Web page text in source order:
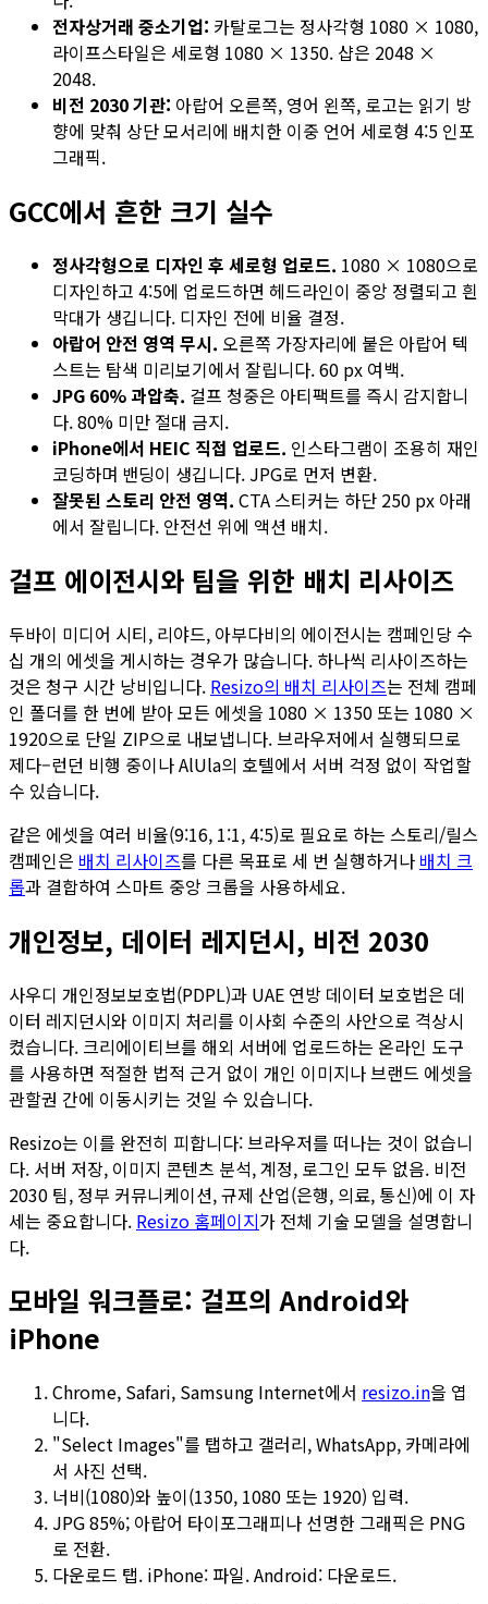
전자상거래 중소기업: 카탈로그는 정사각형 1080 × 1080,
라이프스타일은 세로형 1080 × 1350. 샵은 2048 ×
2048.
비전 2030 기관: 아랍어 오른쪽, 영어 왼쪽, 로고는 읽기 방
향에 맞춰 상단 모서리에 배치한 이중 언어 세로형 4:5 인포
그래픽.
GCC에서 흔한 크기 실수
정사각형으로 디자인 후 세로형 업로드. 1080 × 1080으로
디자인하고 4:5에 업로드하면 헤드라인이 중앙 정렬되고 흰
막대가 생깁니다. 디자인 전에 비율 결정.
아랍어 안전 영역 무시. 오른쪽 가장자리에 붙은 아랍어 텍
스트는 탐색 미리보기에서 잘립니다. 60 px 여백.
JPG 60% 과압축. 걸프 청중은 아티팩트를 즉시 감지합니
다. 80% 미만 절대 금지.
iPhone에서 HEIC 직접 업로드. 인스타그램이 조용히 재인
코딩하며 밴딩이 생깁니다. JPG로 먼저 변환.
잘못된 스토리 안전 영역. CTA 스티커는 하단 250 px 아래
에서 잘립니다. 안전선 위에 액션 배치.
걸프 에이전시와 팀을 위한 배치 리사이즈
두바이 미디어 시티, 리야드, 아부다비의 에이전시는 캠페인당 수
십 개의 에셋을 게시하는 경우가 많습니다. 하나씩 리사이즈하는
것은 청구 시간 낭비입니다. Resizo의 배치 리사이즈는 전체 캠페
인 폴더를 한 번에 받아 모든 에셋을 1080 × 1350 또는 1080 ×
1920으로 단일 ZIP으로 내보냅니다. 브라우저에서 실행되므로
제다–런던 비행 중이나 AlUla의 호텔에서 서버 걱정 없이 작업할
수 있습니다.
같은 에셋을 여러 비율(9:16, 1:1, 4:5)로 필요로 하는 스토리/릴스
캠페인은 배치 리사이즈를 다른 목표로 세 번 실행하거나 배치 크
롭과 결합하여 스마트 중앙 크롭을 사용하세요.
개인정보, 데이터 레지던시, 비전 2030
사우디 개인정보보호법(PDPL)과 UAE 연방 데이터 보호법은 데
이터 레지던시와 이미지 처리를 이사회 수준의 사안으로 격상시
켰습니다. 크리에이티브를 해외 서버에 업로드하는 온라인 도구
를 사용하면 적절한 법적 근거 없이 개인 이미지나 브랜드 에셋을
관할권 간에 이동시키는 것일 수 있습니다.
Resizo는 이를 완전히 피합니다: 브라우저를 떠나는 것이 없습니
다. 서버 저장, 이미지 콘텐츠 분석, 계정, 로그인 모두 없음. 비전
2030 팀, 정부 커뮤니케이션, 규제 산업(은행, 의료, 통신)에 이 자
세는 중요합니다. Resizo 홈페이지가 전체 기술 모델을 설명합니
다.
모바일 워크플로: 걸프의 Android와
iPhone
Chrome, Safari, Samsung Internet에서 resizo.in을 엽
니다.
"Select Images"를 탭하고 갤러리, WhatsApp, 카메라에
서 사진 선택.
너비(1080)와 높이(1350, 1080 또는 1920) 입력.
JPG 85%; 아랍어 타이포그래피나 선명한 그래픽은 PNG
로 전환.
다운로드 탭. iPhone: 파일. Android: 다운로드.